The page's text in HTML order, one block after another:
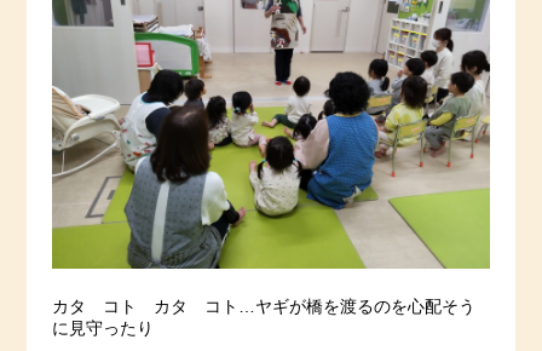
カタ コト カタ コト…ヤギが橋を渡るのを心配そう
に見守ったり